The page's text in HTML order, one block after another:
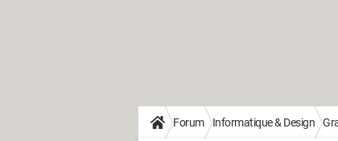
Forum Informatique & Design